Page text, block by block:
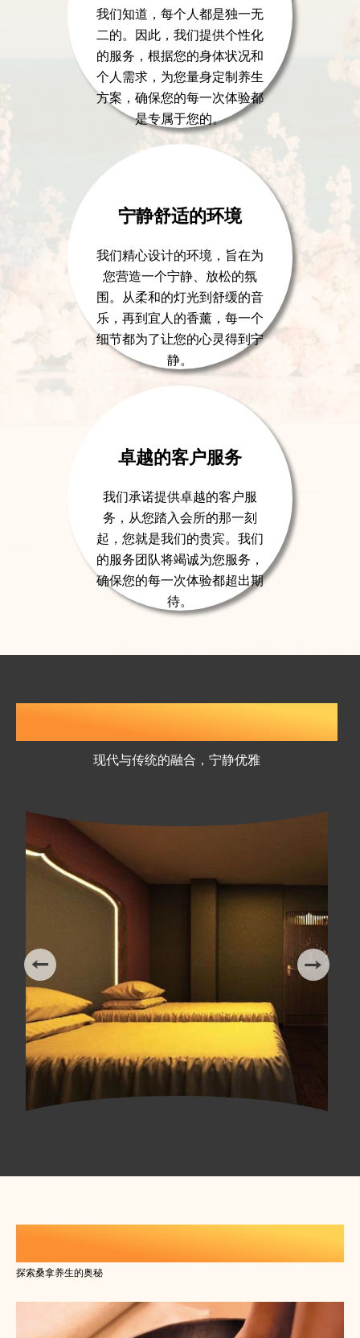
我们知道，每个人都是独一无
二的。因此，我们提供个性化
的服务，根据您的身体状况和
个人需求，为您量身定制养生
方案，确保您的每一次体验都
是专属于您的。
宁静舒适的环境
我们精心设计的环境，旨在为
您营造一个宁静、放松的氛
围。从柔和的灯光到舒缓的音
乐，再到宜人的香薰，每一个
细节都为了让您的心灵得到宁
静。
卓越的客户服务
我们承诺提供卓越的客户服
务，从您踏入会所的那一刻
起，您就是我们的贵宾。我们
的服务团队将竭诚为您服务，
确保您的每一次体验都超出期
待。
会馆优美的环境
现代与传统的融合，宁静优雅
休闲生活养生知识
探索桑拿养生的奥秘